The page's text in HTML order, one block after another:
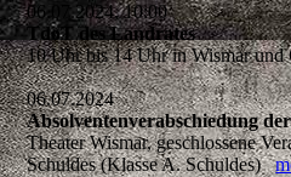
06.07.2024, 10:00
TdoT des Landrates
10 Uhr bis 14 Uhr in Wismar
06.07.2024
Absolventenverabschiedung
Theater Wismar, geschlossene
Schuldes (Klasse A. Schuldes)